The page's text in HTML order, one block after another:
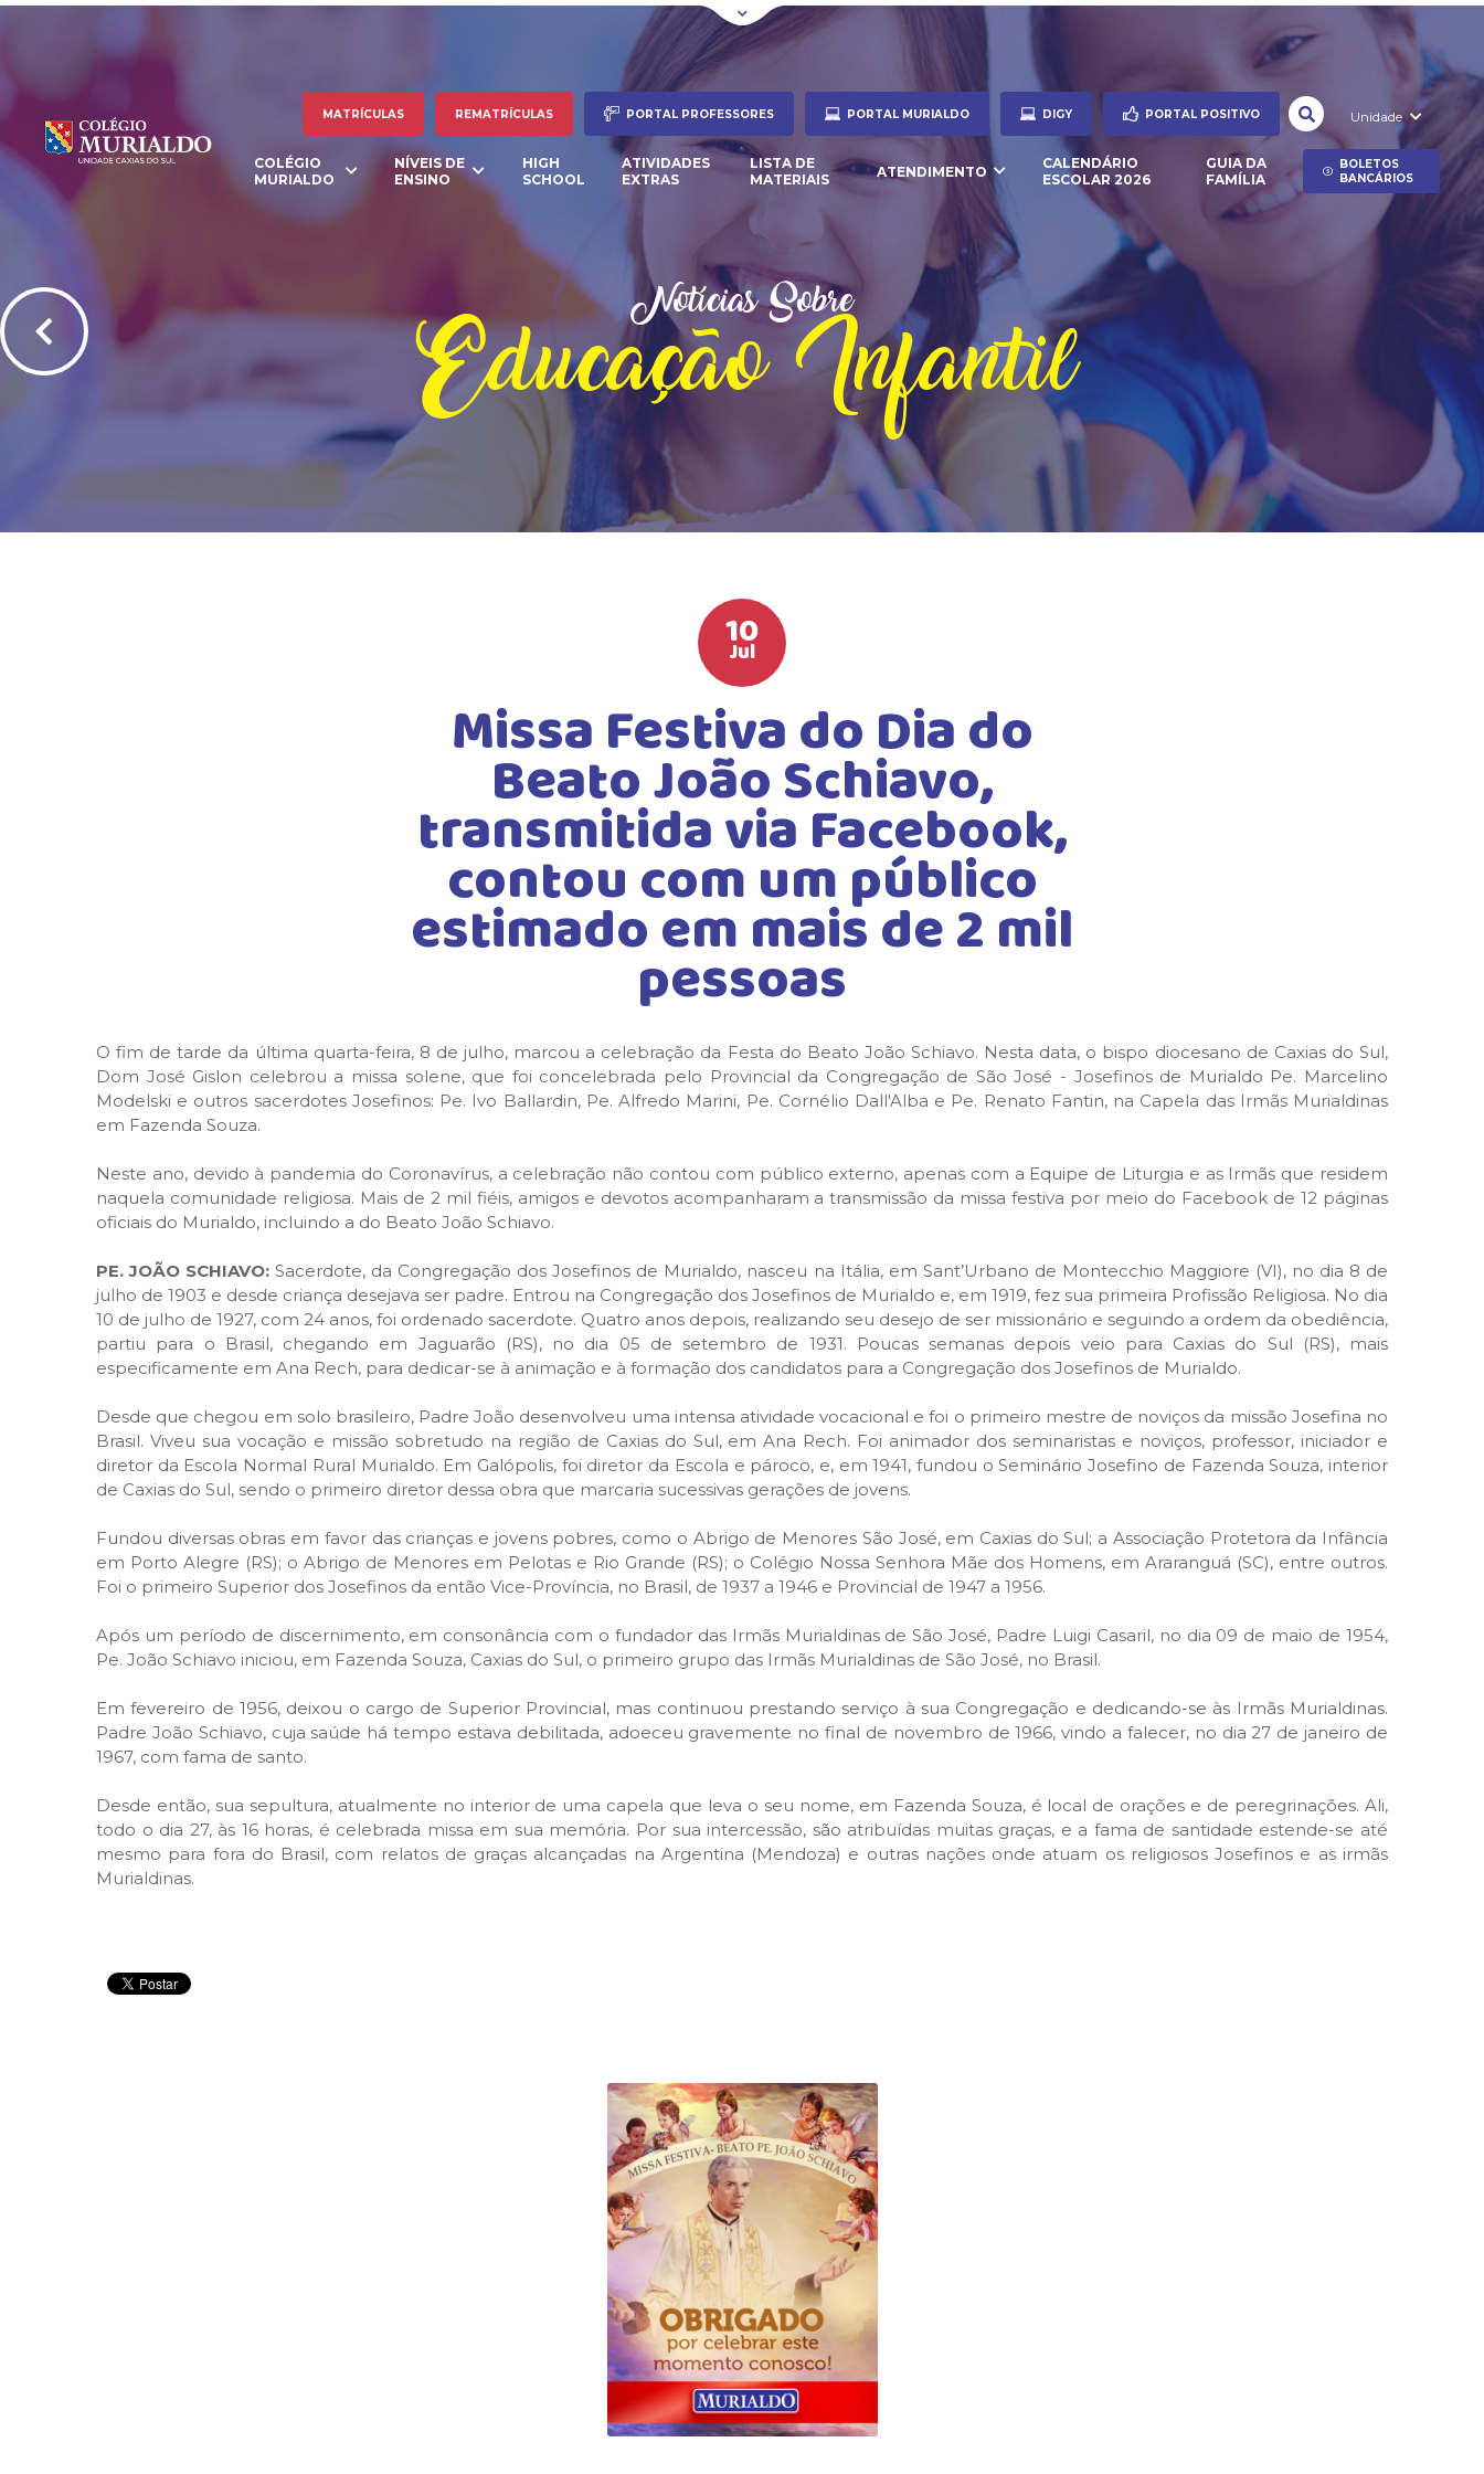
MATRÍCULAS REMATRÍCULAS PORTAL PROFESSORES PORTAL MURIALDO DIGY PORTAL POSITIVO Unidade
COLÉGIO
MURIALDO
NÍVEIS DE
ENSINO
HIGH
SCHOOL
ATIVIDADES
EXTRAS
LISTA DE
MATERIAIS
ATENDIMENTO
CALENDÁRIO
ESCOLAR 2026
GUIA DA
FAMÍLIA
BOLETOS
BANCÁRIOS
Notícias Sobre
Educação Infantil
10
Jul
Missa Festiva do Dia do
Beato João Schiavo,
transmitida via Facebook,
contou com um público
estimado em mais de 2 mil
pessoas
O fim de tarde da última quarta-feira, 8 de julho, marcou a celebração da Festa do Beato João Schiavo. Nesta data, o bispo diocesano de Caxias do Sul,
Dom José Gislon celebrou a missa solene, que foi concelebrada pelo Provincial da Congregação de São José - Josefinos de Murialdo Pe. Marcelino
Modelski e outros sacerdotes Josefinos: Pe. Ivo Ballardin, Pe. Alfredo Marini, Pe. Cornélio Dall'Alba e Pe. Renato Fantin, na Capela das Irmãs Murialdinas
em Fazenda Souza.
Neste ano, devido à pandemia do Coronavírus, a celebração não contou com público externo, apenas com a Equipe de Liturgia e as Irmãs que residem
naquela comunidade religiosa. Mais de 2 mil fiéis, amigos e devotos acompanharam a transmissão da missa festiva por meio do Facebook de 12 páginas
oficiais do Murialdo, incluindo a do Beato João Schiavo.
PE. JOÃO SCHIAVO: Sacerdote, da Congregação dos Josefinos de Murialdo, nasceu na Itália, em Sant’Urbano de Montecchio Maggiore (VI), no dia 8 de
julho de 1903 e desde criança desejava ser padre. Entrou na Congregação dos Josefinos de Murialdo e, em 1919, fez sua primeira Profissão Religiosa. No dia
10 de julho de 1927, com 24 anos, foi ordenado sacerdote. Quatro anos depois, realizando seu desejo de ser missionário e seguindo a ordem da obediência,
partiu para o Brasil, chegando em Jaguarão (RS), no dia 05 de setembro de 1931. Poucas semanas depois veio para Caxias do Sul (RS), mais
especificamente em Ana Rech, para dedicar-se à animação e à formação dos candidatos para a Congregação dos Josefinos de Murialdo.
Desde que chegou em solo brasileiro, Padre João desenvolveu uma intensa atividade vocacional e foi o primeiro mestre de noviços da missão Josefina no
Brasil. Viveu sua vocação e missão sobretudo na região de Caxias do Sul, em Ana Rech. Foi animador dos seminaristas e noviços, professor, iniciador e
diretor da Escola Normal Rural Murialdo. Em Galópolis, foi diretor da Escola e pároco, e, em 1941, fundou o Seminário Josefino de Fazenda Souza, interior
de Caxias do Sul, sendo o primeiro diretor dessa obra que marcaria sucessivas gerações de jovens.
Fundou diversas obras em favor das crianças e jovens pobres, como o Abrigo de Menores São José, em Caxias do Sul; a Associação Protetora da Infância
em Porto Alegre (RS); o Abrigo de Menores em Pelotas e Rio Grande (RS); o Colégio Nossa Senhora Mãe dos Homens, em Araranguá (SC), entre outros.
Foi o primeiro Superior dos Josefinos da então Vice-Província, no Brasil, de 1937 a 1946 e Provincial de 1947 a 1956.
Após um período de discernimento, em consonância com o fundador das Irmãs Murialdinas de São José, Padre Luigi Casaril, no dia 09 de maio de 1954,
Pe. João Schiavo iniciou, em Fazenda Souza, Caxias do Sul, o primeiro grupo das Irmãs Murialdinas de São José, no Brasil.
Em fevereiro de 1956, deixou o cargo de Superior Provincial, mas continuou prestando serviço à sua Congregação e dedicando-se às Irmãs Murialdinas.
Padre João Schiavo, cuja saúde há tempo estava debilitada, adoeceu gravemente no final de novembro de 1966, vindo a falecer, no dia 27 de janeiro de
1967, com fama de santo.
Desde então, sua sepultura, atualmente no interior de uma capela que leva o seu nome, em Fazenda Souza, é local de orações e de peregrinações. Ali,
todo o dia 27, às 16 horas, é celebrada missa em sua memória. Por sua intercessão, são atribuídas muitas graças, e a fama de santidade estende-se até
mesmo para fora do Brasil, com relatos de graças alcançadas na Argentina (Mendoza) e outras nações onde atuam os religiosos Josefinos e as irmãs
Murialdinas.